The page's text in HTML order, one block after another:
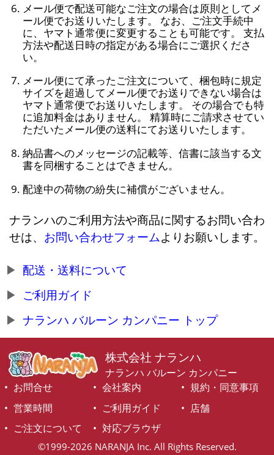
メール便で配送可能なご注文の場合は原則としてメ
ール便でお送りいたします。 なお、ご注文手続中
に、ヤマト通常便に変更することも可能です。 支払
方法や配送日時の指定がある場合にご選択くださ
い。
メール便にて承ったご注文について、梱包時に規定
サイズを超過してメール便でお送りできない場合は
ヤマト通常便でお送りいたします。 その場合でも特
に追加料金はありません。 精算時にご請求させてい
ただいたメール便の送料にてお送りいたします。
納品書へのメッセージの記載等、信書に該当する文
書を同梱することはできません。
配達中の荷物の紛失に補償がございません。
ナランハのご利用方法や商品に関するお問い合わ
せは、 お問い合わせフォームよりお願いします。
配送・送料について
ご利用ガイド
ナランハ バルーン カンパニー トップ
株式会社 ナランハ
ナランハ バルーン カンパニー
お問合せ
会社案内
規約・同意事項
営業時間
ご利用ガイド
店舗
ご注文について
対応ブラウザ
©1999-2026 NARANJA Inc. All Rights Reserved.